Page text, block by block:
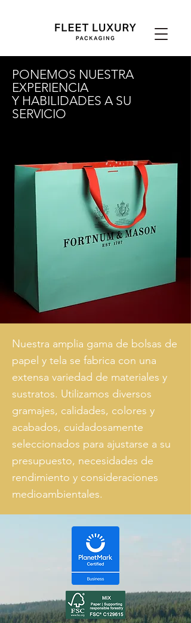
PONEMOS NUESTRA
EXPERIENCIA
Y HABILIDADES A SU
SERVICIO
Nuestra amplia gama de bolsas de
papel y tela se fabrica con una
extensa variedad de materiales y
sustratos. Utilizamos diversos
gramajes, calidades, colores y
acabados, cuidadosamente
seleccionados para ajustarse a su
presupuesto, necesidades de
rendimiento y consideraciones
medioambientales.